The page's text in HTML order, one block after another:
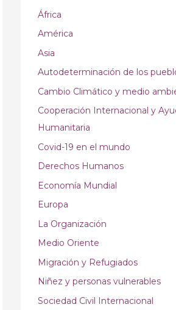
África
América
Asia
Autodeterminación de los
Cambio Climático y medio
Cooperación Internacional y
Humanitaria
Covid-19 en el mundo
Derechos Humanos
Economía Mundial
Europa
La Organización
Medio Oriente
Migración y Refugiados
Niñez y personas vulnerables
Sociedad Civil Internacional